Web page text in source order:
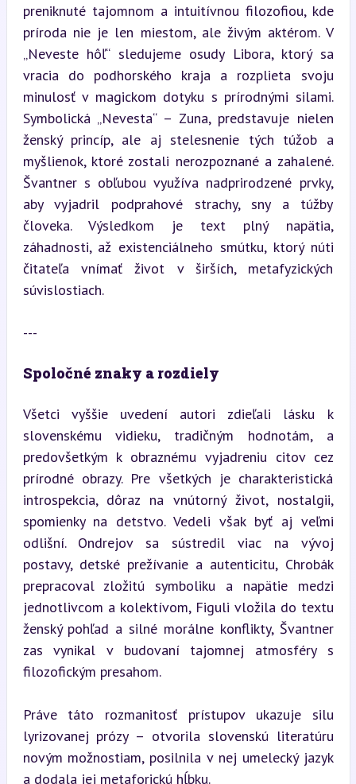
preniknuté tajomnom a intuitívnou filozofiou, kde
príroda nie je len miestom, ale živým aktérom. V
„Neveste hôľ“ sledujeme osudy Libora, ktorý sa
vracia do podhorského kraja a rozplieta svoju
minulosť v magickom dotyku s prírodnými silami.
Symbolická „Nevesta“ – Zuna, predstavuje nielen
ženský princíp, ale aj stelesnenie tých túžob a
myšlienok, ktoré zostali nerozpoznané a zahalené.
Švantner s obľubou využíva nadprirodzené prvky,
aby vyjadril podprahové strachy, sny a túžby
človeka. Výsledkom je text plný napätia,
záhadnosti, až existenciálneho smútku, ktorý núti
čitateľa vnímať život v širších, metafyzických
súvislostiach.
---
Spoločné znaky a rozdiely
Všetci vyššie uvedení autori zdieľali lásku k
slovenskému vidieku, tradičným hodnotám, a
predovšetkým k obraznému vyjadreniu citov cez
prírodné obrazy. Pre všetkých je charakteristická
introspekcia, dôraz na vnútorný život, nostalgii,
spomienky na detstvo. Vedeli však byť aj veľmi
odlišní. Ondrejov sa sústredil viac na vývoj
postavy, detské prežívanie a autenticitu, Chrobák
prepracoval zložitú symboliku a napätie medzi
jednotlivcom a kolektívom, Figuli vložila do textu
ženský pohľad a silné morálne konflikty, Švantner
zas vynikal v budovaní tajomnej atmosféry s
filozofickým presahom.
Práve táto rozmanitosť prístupov ukazuje silu
lyrizovanej prózy – otvorila slovenskú literatúru
novým možnostiam, posilnila v nej umelecký jazyk
a dodala jej metaforickú hĺbku.